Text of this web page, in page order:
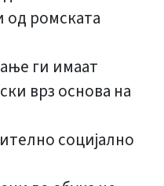
од ромската
ги имаат
врз основа на
социјално